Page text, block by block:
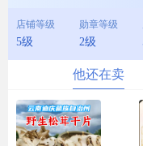
店铺等级
5级
勋章等级
2级
他还在卖